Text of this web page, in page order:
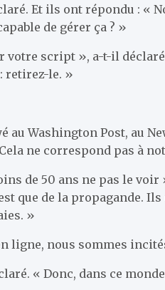
Et ils ont répondu : «
de gérer ça ? »
script », a-t-il
retirez-le. »
Washington Post, au
ne correspond pas à
de 50 ans ne pas le
que de la propagande.
»
nous sommes
« Donc, dans ce